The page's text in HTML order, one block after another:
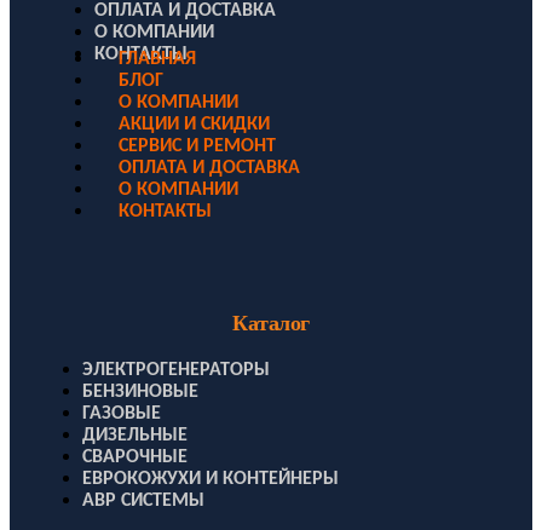
ОПЛАТА И ДОСТАВКА
О КОМПАНИИ
КОНТАКТЫ
ГЛАВНАЯ
БЛОГ
О КОМПАНИИ
АКЦИИ И СКИДКИ
СЕРВИС И РЕМОНТ
ОПЛАТА И ДОСТАВКА
О КОМПАНИИ
КОНТАКТЫ
Каталог
ЭЛЕКТРОГЕНЕРАТОРЫ
БЕНЗИНОВЫЕ
ГАЗОВЫЕ
ДИЗЕЛЬНЫЕ
СВАРОЧНЫЕ
ЕВРОКОЖУХИ И КОНТЕЙНЕРЫ
АВР СИСТЕМЫ